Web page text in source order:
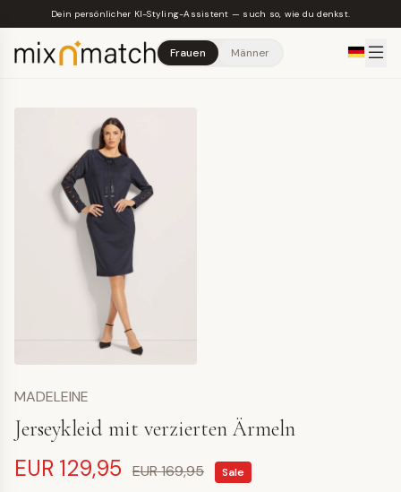
Skip to main content
Dein persönlicher KI-Styling-Assistent — such so, wie du denkst.
Frauen Männer
MADELEINE
Jerseykleid mit verzierten Ärmeln
EUR 129,95 EUR 169,95 Sale